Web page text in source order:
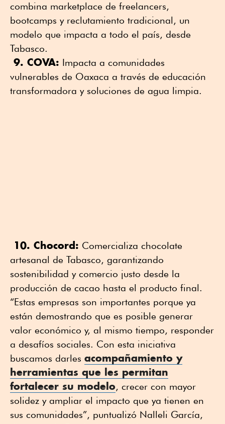
combina marketplace de freelancers,
bootcamps y reclutamiento tradicional, un
modelo que impacta a todo el país, desde
Tabasco.
9. COVA: Impacta a comunidades
vulnerables de Oaxaca a través de educación
transformadora y soluciones de agua limpia.
10. Chocord: Comercializa chocolate
artesanal de Tabasco, garantizando
sostenibilidad y comercio justo desde la
producción de cacao hasta el producto final.
“Estas empresas son importantes porque ya
están demostrando que es posible generar
valor económico y, al mismo tiempo, responder
a desafíos sociales. Con esta iniciativa
buscamos darles acompañamiento y
herramientas que les permitan
fortalecer su modelo, crecer con mayor
solidez y ampliar el impacto que ya tienen en
sus comunidades”, puntualizó Nalleli García,